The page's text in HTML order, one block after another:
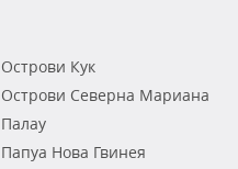
Острови Кук
Острови Северна Мариана
Палау
Папуа Нова Гвинея